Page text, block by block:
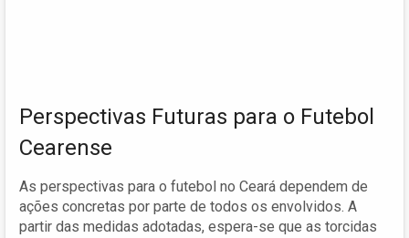
Perspectivas Futuras para o Futebol
Cearense
As perspectivas para o futebol no Ceará dependem de
ações concretas por parte de todos os envolvidos. A
partir das medidas adotadas, espera-se que as torcidas